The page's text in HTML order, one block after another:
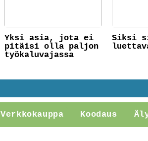
Yksi asia, jota ei
pitäisi olla paljon
työkaluvajassa
Siksi
Verkkokauppa Koodaus